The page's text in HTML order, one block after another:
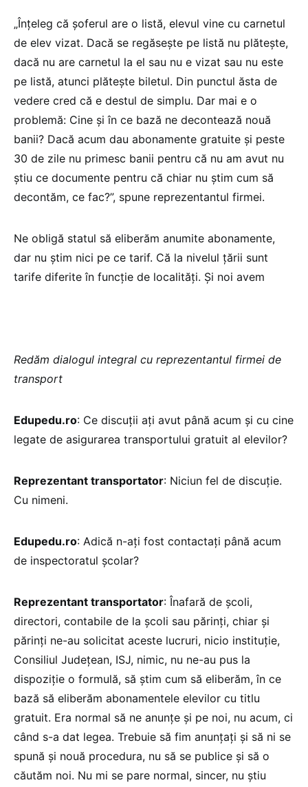
„Înțeleg că șoferul are o listă, elevul vine cu carnetul
de elev vizat. Dacă se regăsește pe listă nu plătește,
dacă nu are carnetul la el sau nu e vizat sau nu este
pe listă, atunci plătește biletul. Din punctul ăsta de
vedere cred că e destul de simplu. Dar mai e o
problemă: Cine și în ce bază ne decontează nouă
banii? Dacă acum dau abonamente gratuite și peste
30 de zile nu primesc banii pentru că nu am avut nu
știu ce documente pentru că chiar nu știm cum să
decontăm, ce fac?”, spune reprezentantul firmei.
Ne obligă statul să eliberăm anumite abonamente,
dar nu știm nici pe ce tarif. Că la nivelul țării sunt
tarife diferite în funcție de localități. Și noi avem
Redăm dialogul integral cu reprezentantul firmei de
transport
Edupedu.ro: Ce discuții ați avut până acum și cu cine
legate de asigurarea transportului gratuit al elevilor?
Reprezentant transportator: Niciun fel de discuție.
Cu nimeni.
Edupedu.ro: Adică n-ați fost contactați până acum
de inspectoratul școlar?
Reprezentant transportator: Înafară de școli,
directori, contabile de la școli sau părinți, chiar și
părinți ne-au solicitat aceste lucruri, nicio instituție,
Consiliul Județean, ISJ, nimic, nu ne-au pus la
dispoziție o formulă, să știm cum să eliberăm, în ce
bază să eliberăm abonamentele elevilor cu titlu
gratuit. Era normal să ne anunțe și pe noi, nu acum, ci
când s-a dat legea. Trebuie să fim anunțați și să ni se
spună și nouă procedura, nu să se publice și să o
căutăm noi. Nu mi se pare normal, sincer, nu știu